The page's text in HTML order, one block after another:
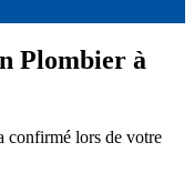
Plombier à
confirmé lors de votre